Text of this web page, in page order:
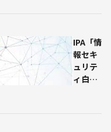
米連
邦会
議
で、
IPA「情
報セキ
ュリテ
ィ白書